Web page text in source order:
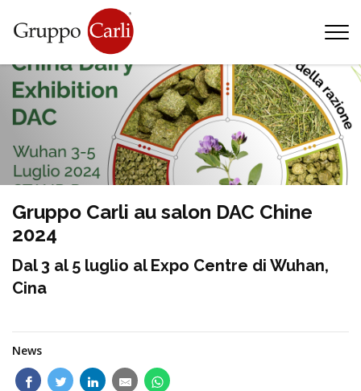
Animaux
Produits
T—info@gruppocarli.com
Gruppo Carli au salon DAC Chine
2024
Dal 3 al 5 luglio al Expo Centre di Wuhan,
Cina
News